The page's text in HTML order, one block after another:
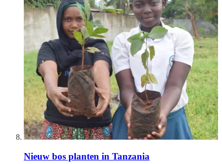
Nieuw bos planten in Tanzania